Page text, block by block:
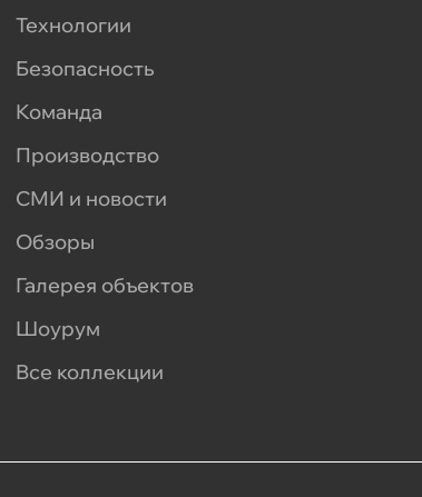
Технологии
Безопасность
Команда
Производство
СМИ и новости
Обзоры
Галерея объектов
Шоурум
Все коллекции